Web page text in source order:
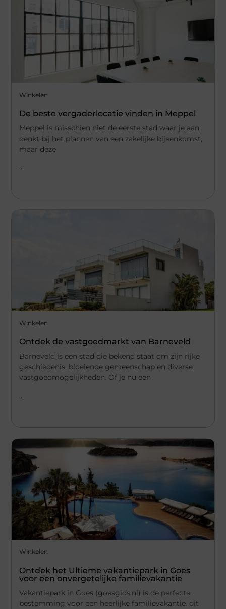
Winkelen
De beste vergaderlocatie vinden in Meppel
Meppel is misschien niet de eerste stad waar je aan
denkt bij het plannen van een zakelijke bijeenkomst,
maar deze
...
Winkelen
Ontdek de vastgoedmarkt van Barneveld
Barneveld is een stad die bekend staat om zijn rijke
geschiedenis, bloeiende gemeenschap en diverse
vastgoedmogelijkheden. Of je nu een
...
Winkelen
Ontdek het Ultieme vakantiepark in Goes
voor een onvergetelijke familievakantie
Vakantiepark in Goes (goesgids.nl) is de perfecte
bestemming voor een heerlijke familievakantie. dit